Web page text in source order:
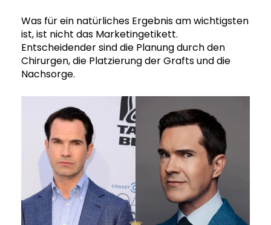
Was für ein natürliches Ergebnis am wichtigsten
ist, ist nicht das Marketingetikett.
Entscheidender sind die Planung durch den
Chirurgen, die Platzierung der Grafts und die
Nachsorge.